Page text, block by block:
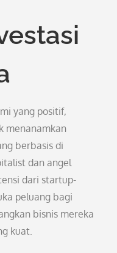
yang positif,
menanamkan
berbasis di
dan angel
dari startup-
peluang bagi
bisnis mereka
kuat.